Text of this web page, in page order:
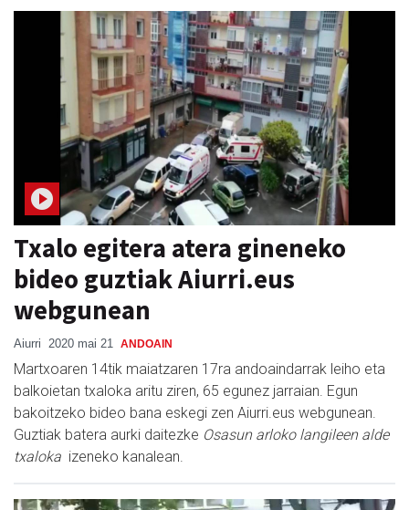
Txalo egitera atera gineneko
bideo guztiak Aiurri.eus
webgunean
Aiurri 2020 mai 21 ANDOAIN
Martxoaren 14tik maiatzaren 17ra andoaindarrak leiho eta
balkoietan txaloka aritu ziren, 65 egunez jarraian. Egun
bakoitzeko bideo bana eskegi zen Aiurri.eus webgunean.
Guztiak batera aurki daitezke Osasun arloko langileen alde
txaloka izeneko kanalean.